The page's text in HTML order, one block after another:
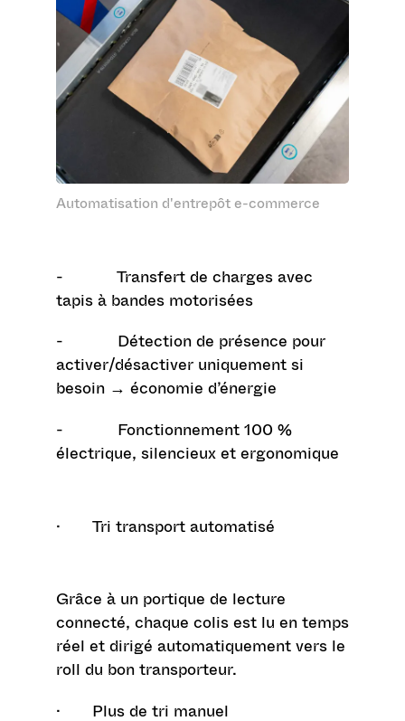
Automatisation d'entrepôt e-commerce
- Transfert de charges avec
tapis à bandes motorisées
- Détection de présence pour
activer/désactiver uniquement si
besoin → économie d’énergie
- Fonctionnement 100 %
électrique, silencieux et ergonomique
· Tri transport automatisé
Grâce à un portique de lecture
connecté, chaque colis est lu en temps
réel et dirigé automatiquement vers le
roll du bon transporteur.
· Plus de tri manuel